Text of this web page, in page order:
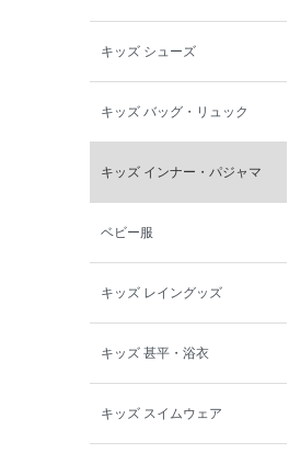
キッズ シューズ
キッズ バッグ・リュック
キッズ インナー・パジャマ
ベビー服
キッズ レイングッズ
キッズ 甚平・浴衣
キッズ スイムウェア